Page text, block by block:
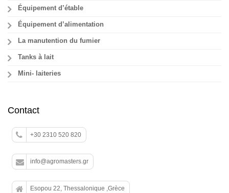
Équipement d’étable
Équipement d’alimentation
La manutention du fumier
Tanks à lait
Mini- laiteries
Contact
+30 2310 520 820
info@agromasters.gr
Esopou 22, Thessalonique ,Grèce